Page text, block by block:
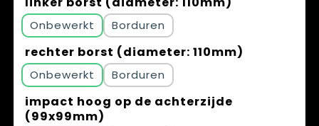
Onbewerkt Borduren
rechter borst (diameter: 110mm)
Onbewerkt Borduren
impact hoog op de achterzijde
(99x99mm)